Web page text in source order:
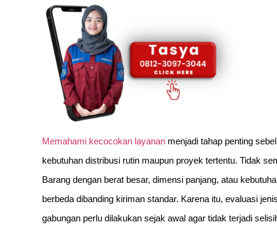
Memahami kecocokan layanan menjadi tahap penting
kebutuhan distribusi rutin maupun proyek tertentu. Tidak
Barang dengan berat besar, dimensi panjang, atau
berbeda dibanding kiriman standar. Karena itu, evaluasi
gabungan perlu dilakukan sejak awal agar tidak terjadi